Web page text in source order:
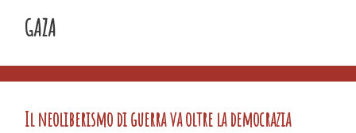
GAZA
Il neoliberismo di guerra va oltre la democrazia